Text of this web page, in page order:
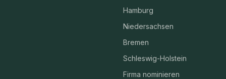
Hamburg
Niedersachsen
Bremen
Schleswig-Holstein
Firma nominieren